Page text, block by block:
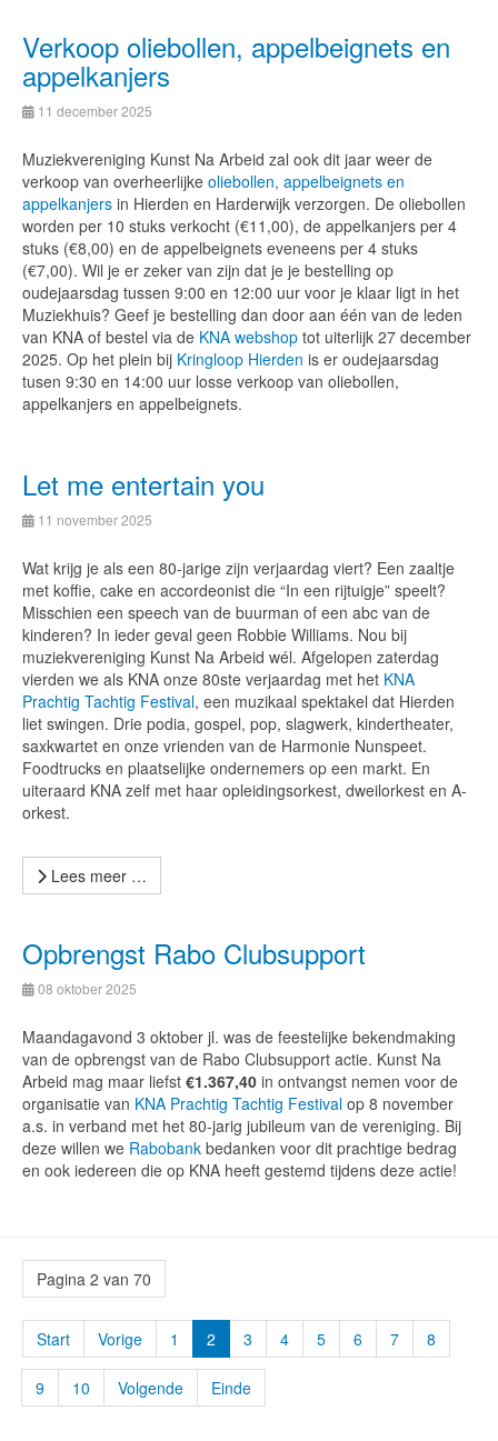
Verkoop oliebollen, appelbeignets en
appelkanjers
11 december 2025
Muziekvereniging Kunst Na Arbeid zal ook dit jaar weer de
verkoop van overheerlijke oliebollen, appelbeignets en
appelkanjers in Hierden en Harderwijk verzorgen. De oliebollen
worden per 10 stuks verkocht (€11,00), de appelkanjers per 4
stuks (€8,00) en de appelbeignets eveneens per 4 stuks
(€7,00). Wil je er zeker van zijn dat je je bestelling op
oudejaarsdag tussen 9:00 en 12:00 uur voor je klaar ligt in het
Muziekhuis? Geef je bestelling dan door aan één van de leden
van KNA of bestel via de KNA webshop tot uiterlijk 27 december
2025. Op het plein bij Kringloop Hierden is er oudejaarsdag
tusen 9:30 en 14:00 uur losse verkoop van oliebollen,
appelkanjers en appelbeignets.
Let me entertain you
11 november 2025
Wat krijg je als een 80-jarige zijn verjaardag viert? Een zaaltje
met koffie, cake en accordeonist die “In een rijtuigje” speelt?
Misschien een speech van de buurman of een abc van de
kinderen? In ieder geval geen Robbie Williams. Nou bij
muziekvereniging Kunst Na Arbeid wél. Afgelopen zaterdag
vierden we als KNA onze 80ste verjaardag met het KNA
Prachtig Tachtig Festival, een muzikaal spektakel dat Hierden
liet swingen. Drie podia, gospel, pop, slagwerk, kindertheater,
saxkwartet en onze vrienden van de Harmonie Nunspeet.
Foodtrucks en plaatselijke ondernemers op een markt. En
uiteraard KNA zelf met haar opleidingsorkest, dweilorkest en A-
orkest.
Lees meer …
Opbrengst Rabo Clubsupport
08 oktober 2025
Maandagavond 3 oktober jl. was de feestelijke bekendmaking
van de opbrengst van de Rabo Clubsupport actie. Kunst Na
Arbeid mag maar liefst €1.367,40 in ontvangst nemen voor de
organisatie van KNA Prachtig Tachtig Festival op 8 november
a.s. in verband met het 80-jarig jubileum van de vereniging. Bij
deze willen we Rabobank bedanken voor dit prachtige bedrag
en ook iedereen die op KNA heeft gestemd tijdens deze actie!
Pagina 2 van 70
Start Vorige 1 2 3 4 5 6 7 8
9 10 Volgende Einde